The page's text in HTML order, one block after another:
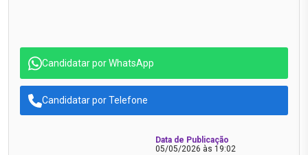
Candidatar por WhatsApp
Candidatar por Telefone
Data de Publicação
05/05/2026 às 19:02